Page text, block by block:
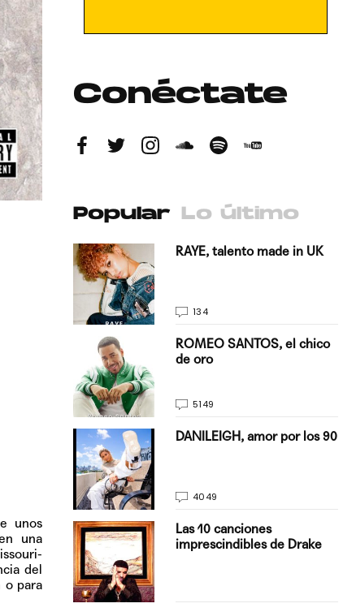
unos
una
del
o para
Conéctate
Popular Lo último
del
RAYE, talento made in UK
134
ROMEO SANTOS, el chico
de oro
5149
DANILEIGH, amor por los 90
4049
Las 10 canciones
imprescindibles de Drake